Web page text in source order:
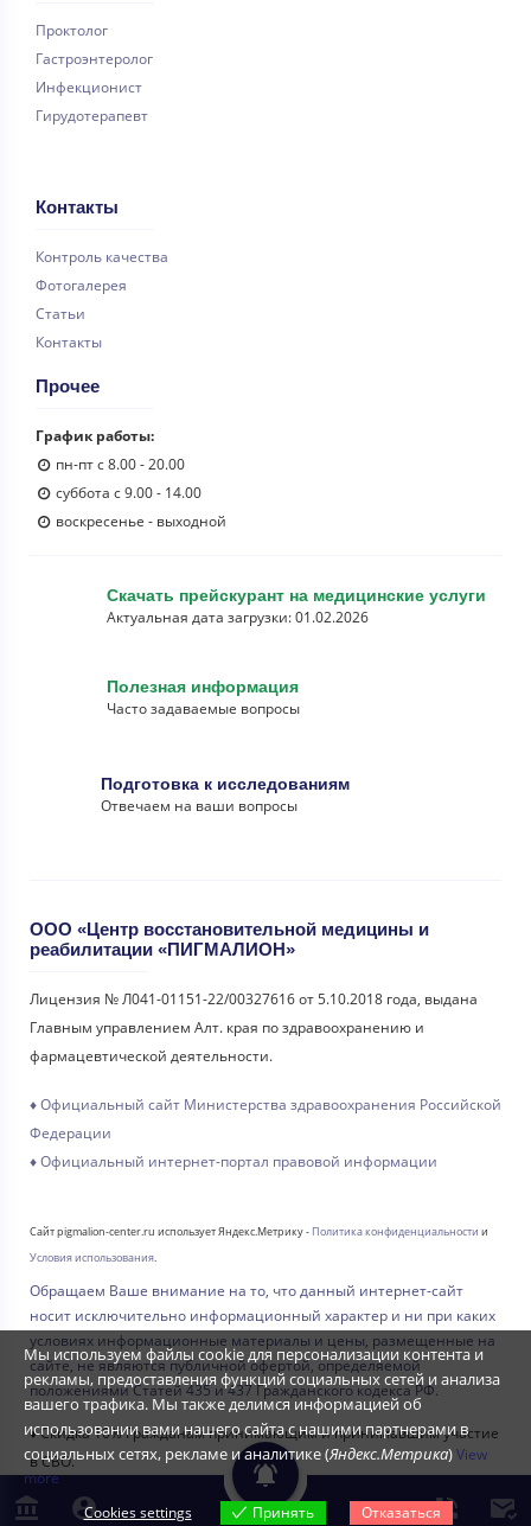
Проктолог
Гастроэнтеролог
Инфекционист
Гирудотерапевт
Контакты
Контроль качества
Фотогалерея
Статьи
Контакты
Прочее
График работы:
пн-пт с 8.00 - 20.00
суббота с 9.00 - 14.00
воскресенье - выходной
Скачать прейскурант на медицинские услуги
Актуальная дата загрузки: 01.02.2026
Полезная информация
Часто задаваемые вопросы
Подготовка к исследованиям
Отвечаем на ваши вопросы
ООО «Центр восстановительной медицины и
реабилитации «ПИГМАЛИОН»
Лицензия № Л041-01151-22/00327616 от 5.10.2018 года, выдана
Главным управлением Алт. края по здравоохранению и
фармацевтической деятельности.
♦ Официальный сайт Министерства здравоохранения Российской
Федерации
♦ Официальный интернет-портал правовой информации
Сайт pigmalion-center.ru использует Яндекс.Метрику - Политика конфиденциальности и
Условия использования.
Обращаем Ваше внимание на то, что данный интернет-сайт
носит исключительно информационный характер и ни при каких
условиях информационные материалы и цены, размещенные на
сайте, не являются публичной офертой, определяемой
положениями Статей 435 и 437 Гражданского кодекса РФ.
♦ Скидка 10% Гражданам принимающим и принимавшим участие
в СВО.
Мы используем файлы cookie для персонализации контента и
рекламы, предоставления функций социальных сетей и анализа
вашего трафика. Мы также делимся информацией об
использовании вами нашего сайта с нашими партнерами в
социальных сетях, рекламе и аналитике (Яндекс.Метрика)View
more
Cookies settings
Принять Отказаться